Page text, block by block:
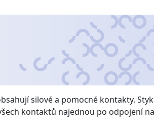
silové a pomocné kontakty.
kontaktů najednou po odpojení